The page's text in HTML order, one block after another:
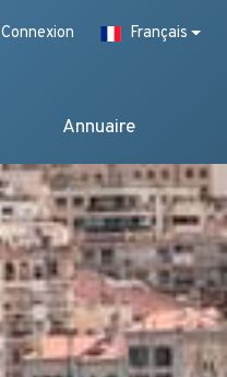
Connexion Français
Annuaire